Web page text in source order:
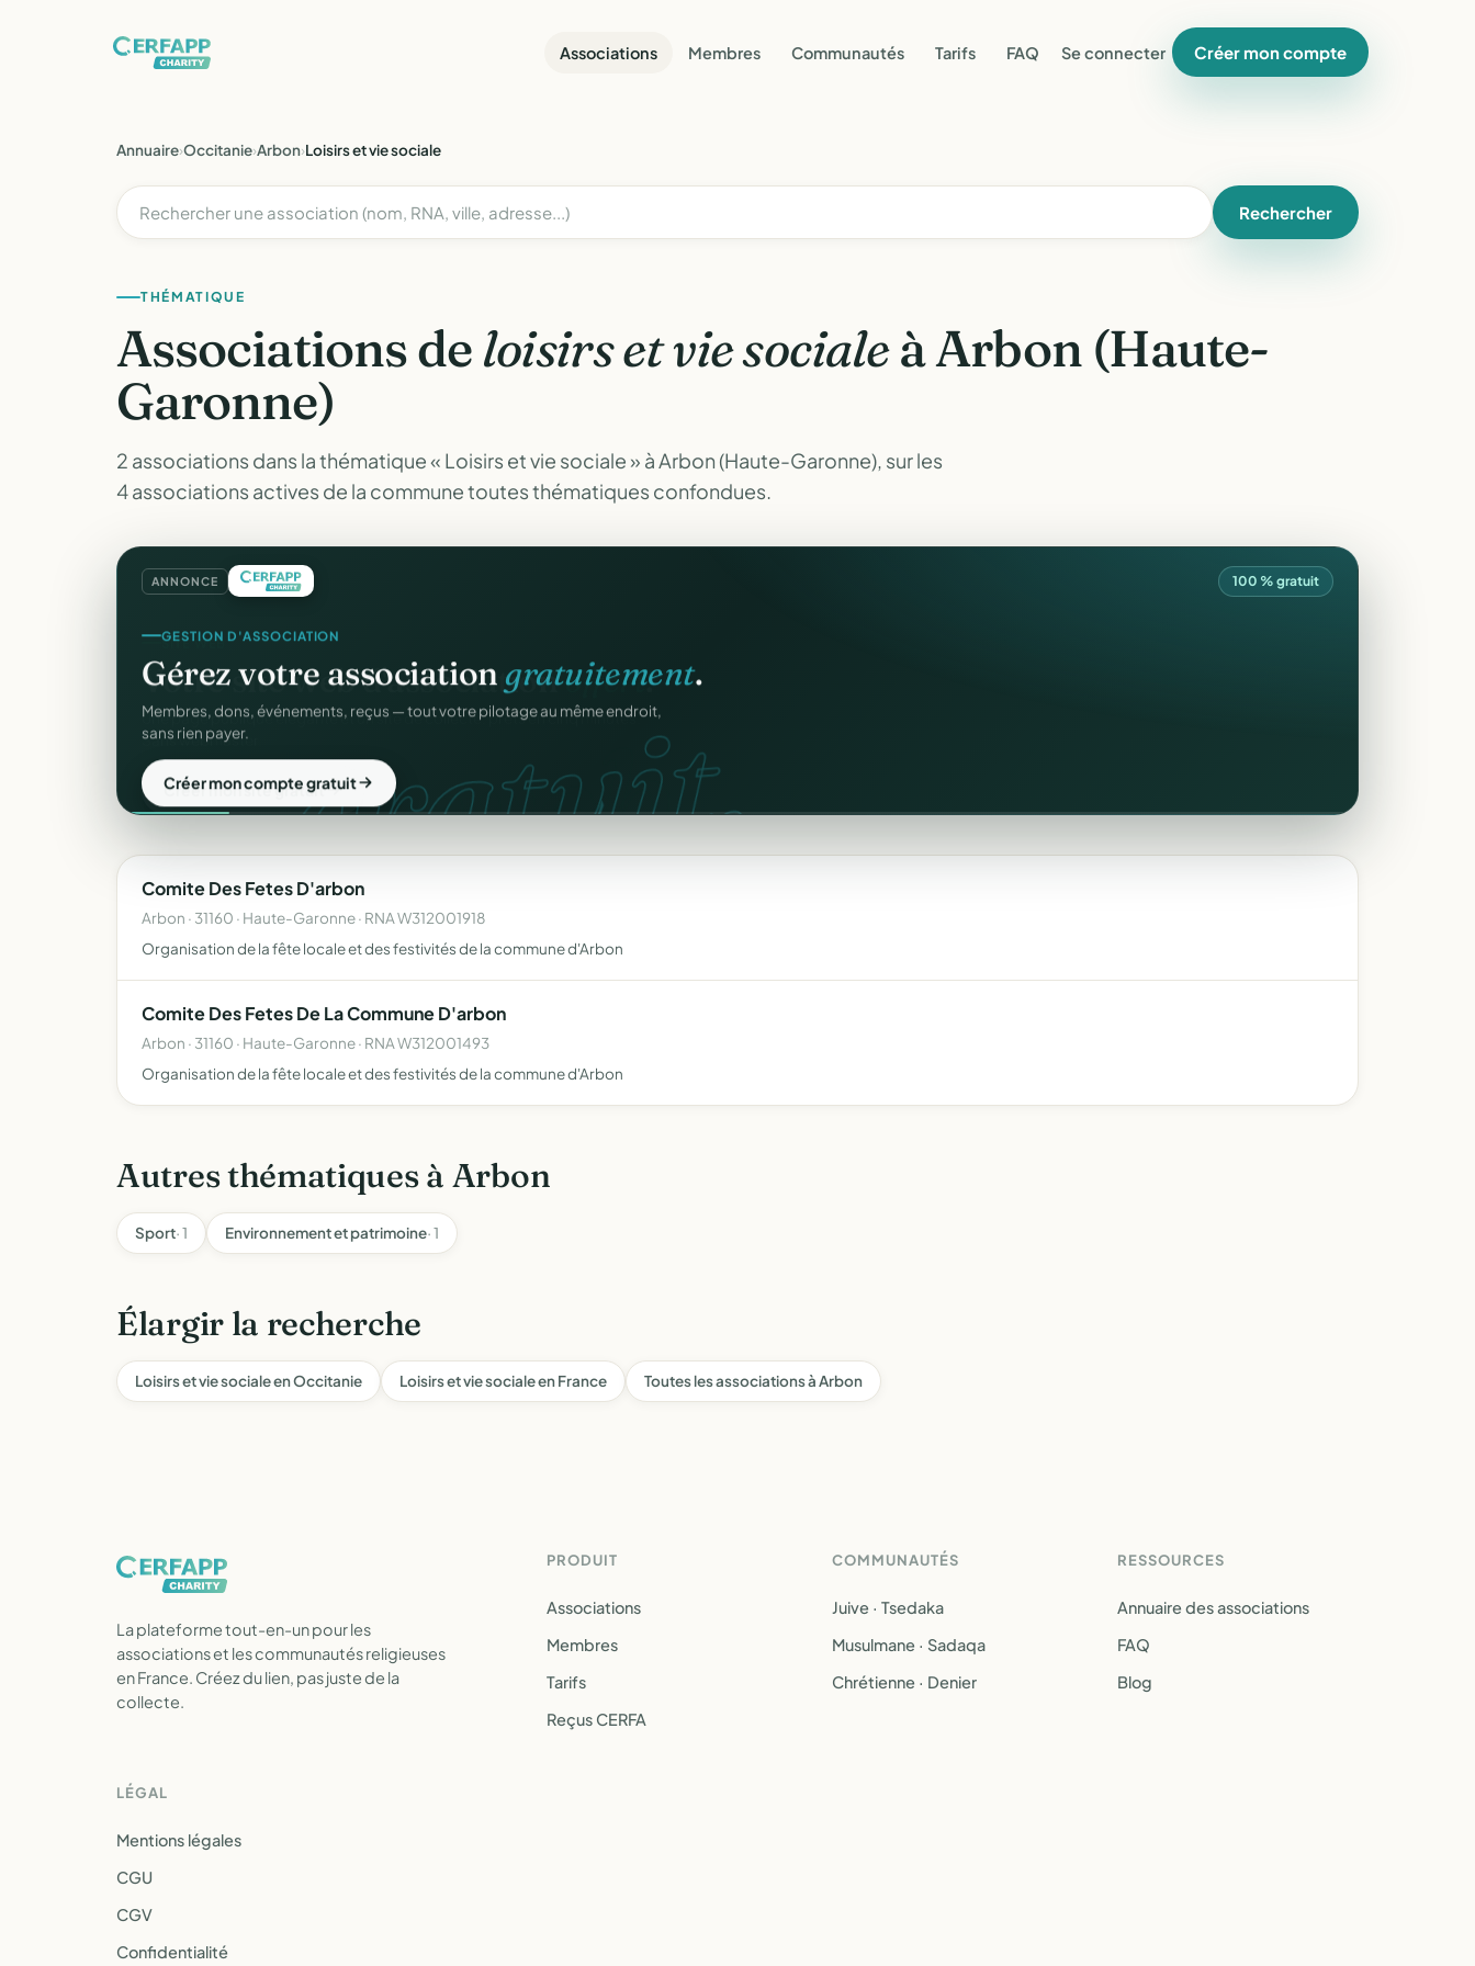
Associations Membres Communautés Tarifs FAQ Se connecter Créer mon compte
Annuaire›Occitanie›Arbon›Loisirs et vie sociale
Rechercher
THÉMATIQUE
Associations deloisirs et vie socialeà Arbon (Haute-
Garonne)
2 associations dans la thématique « Loisirs et vie sociale » à Arbon (Haute-Garonne), sur les
4 associations actives de la commune toutes thématiques confondues.
ANNONCE 100 % gratuit
gratuit.
GESTION D'ASSOCIATION
Gérez votre association gratuitement.
Membres, dons, événements, reçus — tout votre pilotage au même endroit,
sans rien payer.
Créer mon compte gratuit
Comite Des Fetes D'arbon
Arbon · 31160 · Haute-Garonne · RNA W312001918
Organisation de la fête locale et des festivités de la commune d'Arbon
Comite Des Fetes De La Commune D'arbon
Arbon · 31160 · Haute-Garonne · RNA W312001493
Organisation de la fête locale et des festivités de la commune d'Arbon
Autres thématiques à Arbon
Sport· 1 Environnement et patrimoine· 1
Élargir la recherche
Loisirs et vie sociale en Occitanie Loisirs et vie sociale en France Toutes les associations à Arbon
La plateforme tout-en-un pour les
associations et les communautés religieuses
en France. Créez du lien, pas juste de la
collecte.
PRODUIT
Associations
Membres
Tarifs
Reçus CERFA
COMMUNAUTÉS
Juive · Tsedaka
Musulmane · Sadaqa
Chrétienne · Denier
RESSOURCES
Annuaire des associations
FAQ
Blog
LÉGAL
Mentions légales
CGU
CGV
Confidentialité